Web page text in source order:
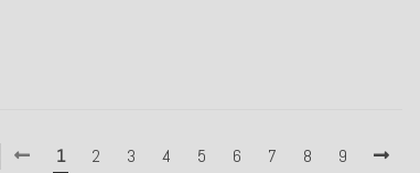
1 2 3 4 5 6 7 8 9